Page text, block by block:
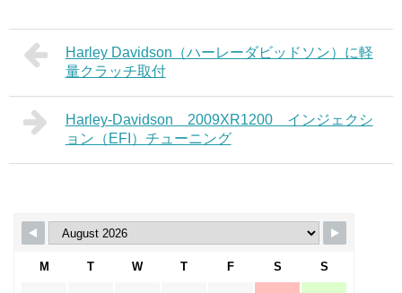
Harley Davidson（ハーレーダビッドソン）に軽
量クラッチ取付
Harley-Davidson 2009XR1200 インジェクシ
ョン（EFI）チューニング
M T W T F S S